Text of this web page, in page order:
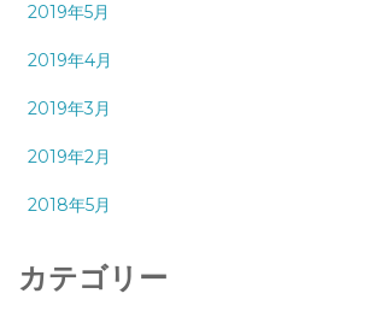
2019年5月
2019年4月
2019年3月
2019年2月
2018年5月
カテゴリー